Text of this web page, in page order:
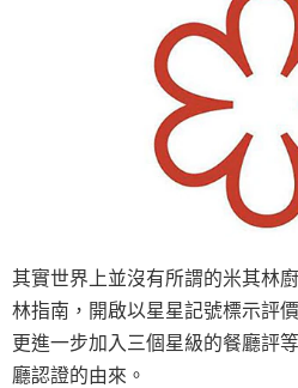
其實世界上並沒有所謂的米其林
林指南，開啟以星星記號標示評
更進一步加入三個星級的餐廳評
廳認證的由來。